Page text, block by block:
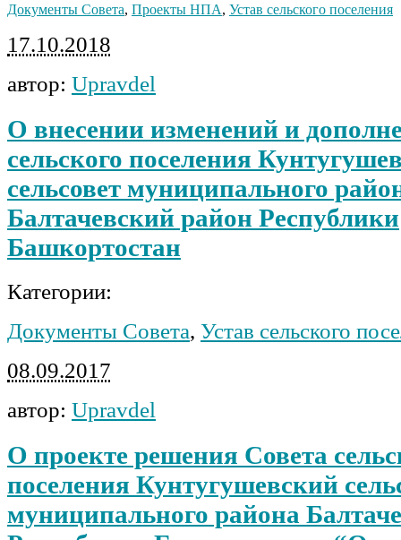
Документы Совета, Проекты НПА, Устав сельского поселения
17.10.2018
автор: Upravdel
О внесении изменений и
сельского поселения
сельсовет муниципального
Балтачевский район Республики
Башкортостан
Категории:
Документы Совета, Устав сельского
08.09.2017
автор: Upravdel
О проекте решения Совета
поселения Кунтугушевский
муниципального района